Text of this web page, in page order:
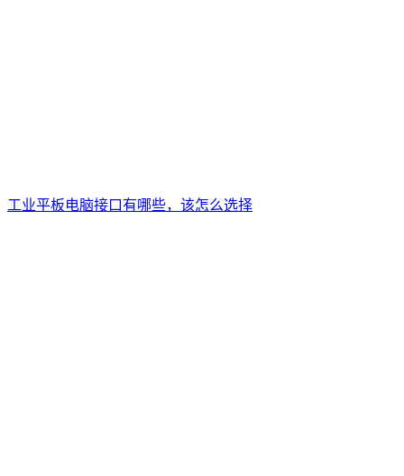
工业平板电脑接口有哪些，该怎么选择